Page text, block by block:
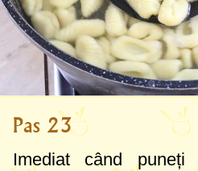
Pas 23
Imediat când